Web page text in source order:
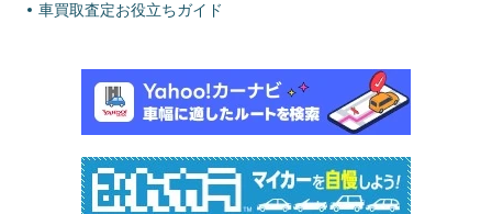
車買取査定お役立ちガイド